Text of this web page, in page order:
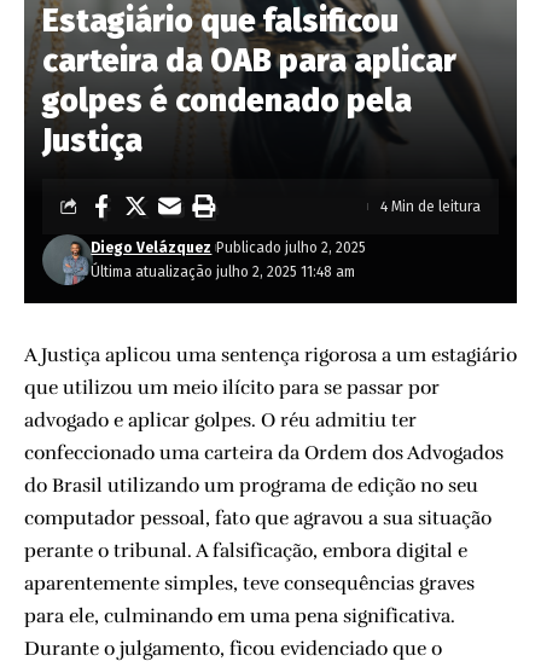
Estagiário que falsificou
carteira da OAB para aplicar
golpes é condenado pela
Justiça
Última atualização julho 2, 2025 11:48 am
Diego Velázquez Publicado julho 2, 2025
4 Min de leitura
A Justiça aplicou uma sentença rigorosa a um estagiário
que utilizou um meio ilícito para se passar por
advogado e aplicar golpes. O réu admitiu ter
confeccionado uma carteira da Ordem dos Advogados
do Brasil utilizando um programa de edição no seu
computador pessoal, fato que agravou a sua situação
perante o tribunal. A falsificação, embora digital e
aparentemente simples, teve consequências graves
para ele, culminando em uma pena significativa.
Durante o julgamento, ficou evidenciado que o